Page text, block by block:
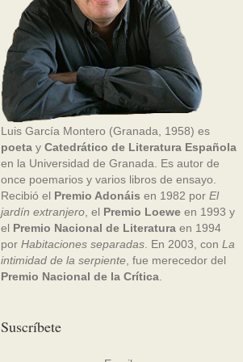
Luis García Montero (Granada, 1958) es
poeta y Catedrático de Literatura Española
en la Universidad de Granada. Es autor de
once poemarios y varios libros de ensayo.
Recibió el Premio Adonáis en 1982 por El
jardín extranjero , el Premio Loewe en 1993 y
el Premio Nacional de Literatura en 1994
por Habitaciones separadas . En 2003, con La
intimidad de la serpiente , fue merecedor del
Premio Nacional de la Crítica
Suscríbete